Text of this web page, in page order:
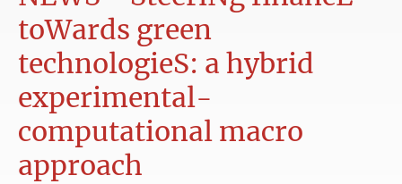
toWards green
technologieS: a hybrid
experimental-
computational macro
approach